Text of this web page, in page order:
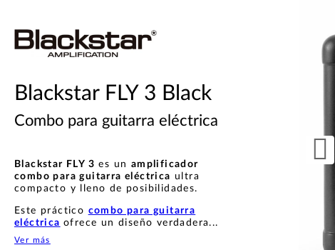
Blackstar FLY 3 Black
Combo para guitarra eléctrica
Blackstar FLY 3 es un amplificador
combo para guitarra eléctrica ultra
compacto y lleno de posibilidades.
Este práctico combo para guitarra
eléctrica ofrece un diseño verdadera...
Ver más